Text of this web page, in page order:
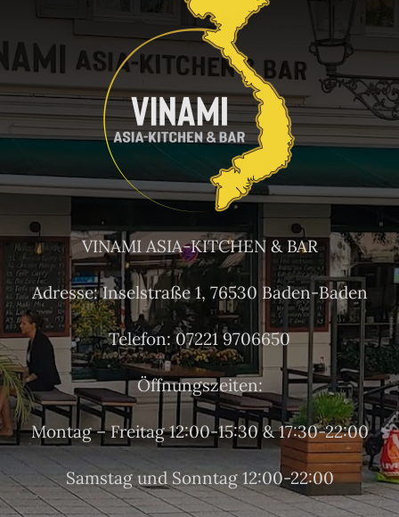
VINAMI ASIA-KITCHEN & BAR
Adresse: Inselstraße 1, 76530 Baden-Baden
Telefon: 07221 9706650
Öffnungszeiten:
Montag – Freitag 12:00-15:30 & 17:30-22:00
Samstag und Sonntag 12:00-22:00